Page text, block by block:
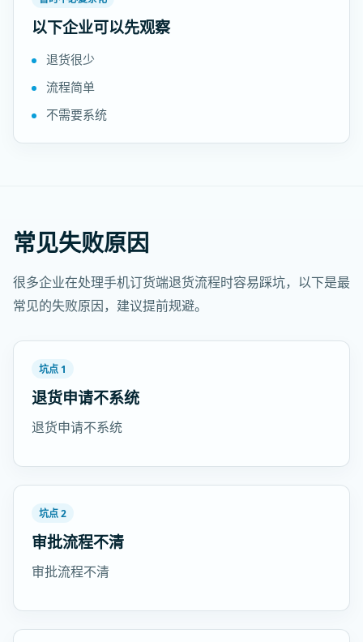
以下企业可以先观察
退货很少
流程简单
不需要系统
常见失败原因
很多企业在处理手机订货端退货流程时容易踩坑，以下是最
常见的失败原因，建议提前规避。
坑点 1
退货申请不系统
退货申请不系统
坑点 2
审批流程不清
审批流程不清